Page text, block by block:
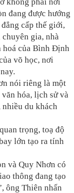
đang được hướng
cấp thế giới,
gia, nhà
hoá của Bình Định
võ học, nơi
nói riêng là một
hóa, lịch sử và
du khách
trọng, toạ độ
lớn tạo ra tính
và Quy Nhơn có
thông đang tạo
ông Thiên nhấn